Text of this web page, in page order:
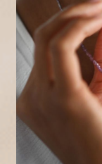
A propos
Contact